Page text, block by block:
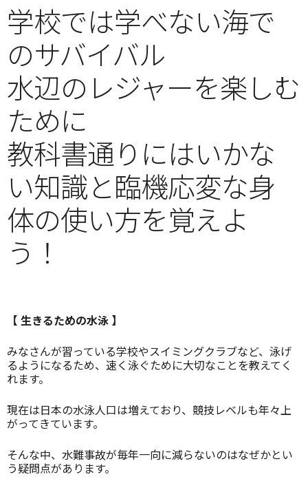
学校では学べない海で
のサバイバル
水辺のレジャーを楽しむ
ために
教科書通りにはいかな
い知識と臨機応変な身
体の使い方を覚えよ
う！
【 生きるための水泳 】
みなさんが習っている学校やスイミングクラブなど、泳げ
るようになるため、速く泳ぐために大切なことを教えてく
れます。
現在は日本の水泳人口は増えており、競技レベルも年々上
がってきています。
そんな中、水難事故が毎年一向に減らないのはなぜかとい
う疑問点があります。